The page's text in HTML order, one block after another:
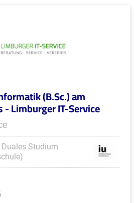
(B.Sc.) am
Limburger IT-Service
Studium